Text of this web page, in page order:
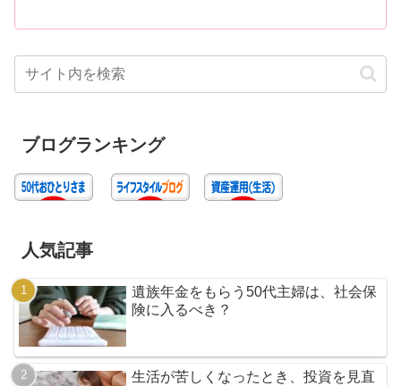
ブログランキング
人気記事
遺族年金をもらう50代主婦は、社会保
険に入るべき？
生活が苦しくなったとき、投資を見直